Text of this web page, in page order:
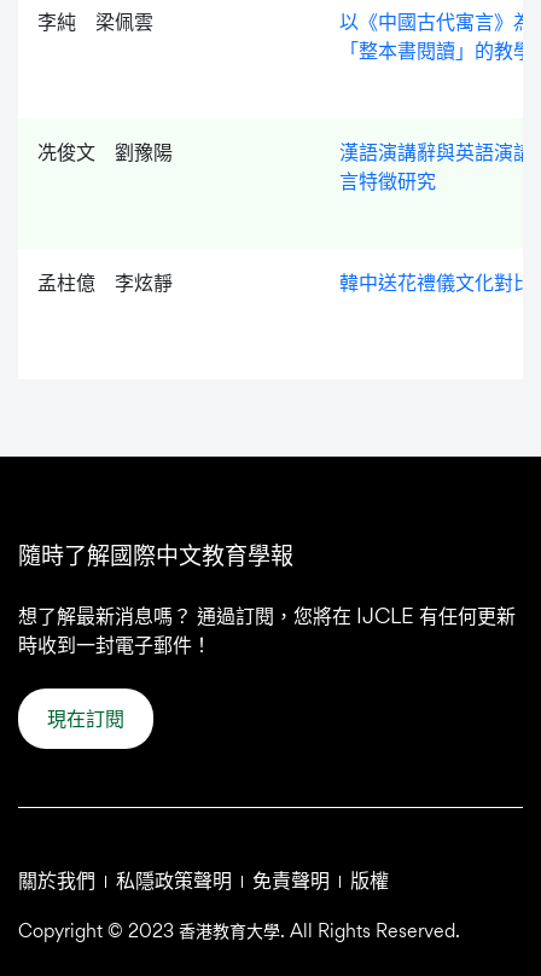
李純 梁佩雲
以《中國古代寓言》為
「整本書閱讀」的教學
冼俊文 劉豫陽
漢語演講辭與英語演講
言特徵研究
孟柱億 李炫靜 韓中送花禮儀文化對比
隨時了解國際中文教育學報
想了解最新消息嗎？ 通過訂閱，您將在 IJCLE 有任何更新
時收到一封電子郵件！
現在訂閱
關於我們 私隱政策聲明 免責聲明 版權
Copyright © 2023 香港教育大學. All Rights Reserved.